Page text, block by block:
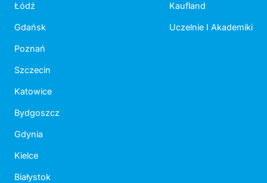
Łódź
Gdańsk
Poznań
Szczecin
Katowice
Bydgoszcz
Gdynia
Kielce
Białystok
Kaufland
Uczelnie I Akademiki